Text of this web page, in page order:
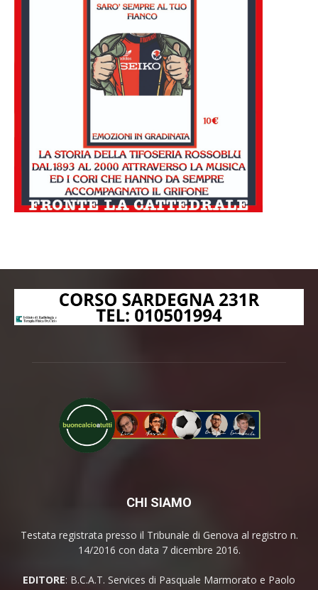
CHI SIAMO
Testata registrata presso il Tribunale di Genova al registro n.
14/2016 con data 7 dicembre 2016.
EDITORE: B.C.A.T. Services di Pasquale Marmorato e Paolo